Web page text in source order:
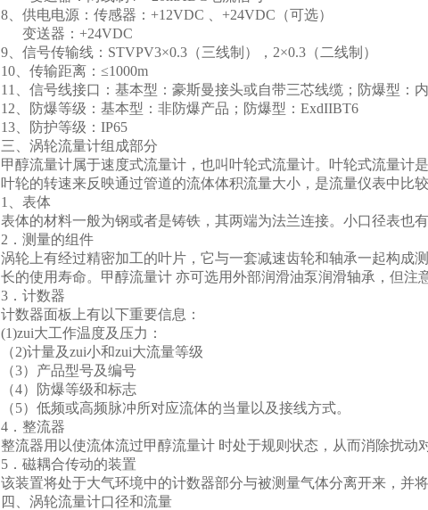
8 、供电电源：传感器：+12VDC 、+24VDC（可选）
变送器：+24VDC
9 、信号传输线：STVPV3×0.3（三线制），2×0.3（二线制）
10 、传输距离：≤1000m
11
、信号线接口：基本型：豪斯曼接头或自带三芯线缆；防爆型：
12 、防爆等级：基本型：非防爆产品；防爆型：ExdIIBT6
13 、防护等级：IP65
三、涡轮流量计组成部分
甲醇流量计属于速度式流量计，也叫叶轮式流量计。叶轮式流量计
叶轮的转速来反映通过管道的流体体积流量大小，是流量仪表中比
1
、表体
表体的材料一般为钢或者是铸铁，其两端为法兰连接。小口径表也
2 ．测量的组件
涡轮上有经过精密加工的叶片，它与一套减速齿轮和轴承一起构成
长的使用寿命。甲醇流量计 亦可选用外部润滑油泵润滑轴承，但注
3 ．计数器
计数器面板上有以下重要信息：
(1)zui大工作温度及压力：
（2)计量及zui小和zui大流量等级
（3）产品型号及编号
（4）防爆等级和标志
（5）低频或高频脉冲所对应流体的当量以及接线方式。
4 ．整流器
整流器用以使流体流过甲醇流量计 时处于规则状态，从而消除扰动
5 ．磁耦合传动的装置
该装置将处于大气环境中的计数器部分与被测量气体分离开来，并
四、涡轮流量计口径和流量